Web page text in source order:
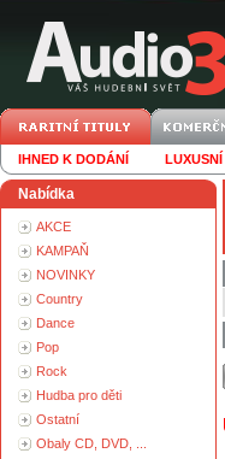
IHNED K DODÁNÍ
Nabídka
AKCE
KAMPAŇ
NOVINKY
Country
Dance
Pop
Rock
Hudba pro děti
Ostatní
Obaly CD, DVD, ...